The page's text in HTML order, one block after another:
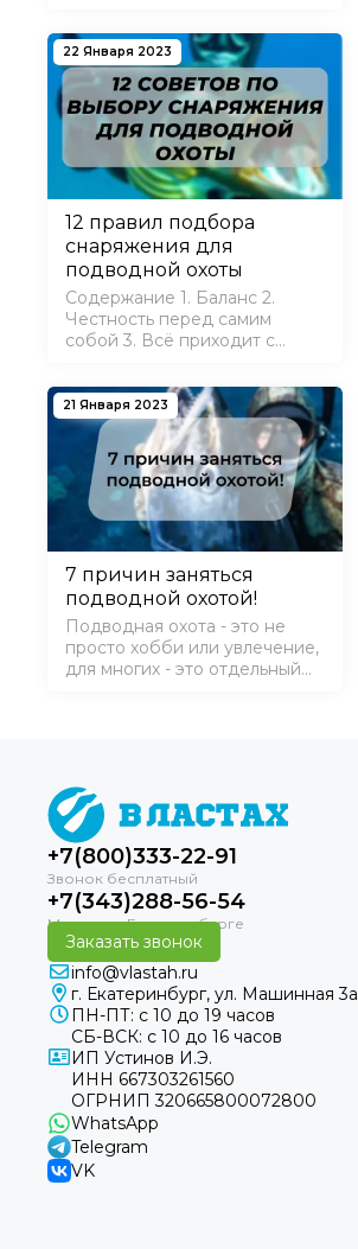
22 Января 2023
12 правил подбора
снаряжения для
подводной охоты
Содержание 1. Баланс 2.
Честность перед самим
собой 3. Всё приходит с
советам 5. Ласты - не
кроссовки 6. Дорогое - не
значит хорошее 7.
Гидрокостюм по погоде 8.
Лучше покупать все в одном
месте 9. Скидки…
21 Января 2023
7 причин заняться
подводной охотой!
Подводная охота - это не
просто хобби или увлечение,
для многих - это отдельный
больше чем нирвана. Пуст…
+7(800)333-22-91
+7(343)288-56-54
Заказать звонок
info@vlastah.ru
г. Екатеринбург, ул. Машинная 3а
ПН-ПТ: с 10 до 19 часов
СБ-ВСК: с 10 до 16 часов
ИП Устинов И.Э.
ИНН 667303261560
ОГРНИП 320665800072800
WhatsApp
Telegram
VK